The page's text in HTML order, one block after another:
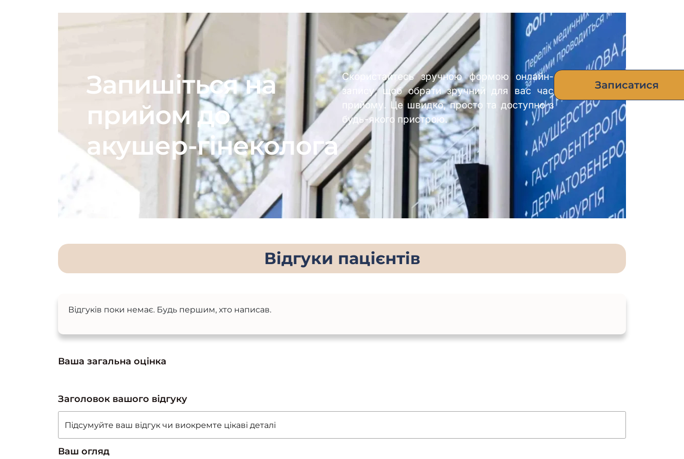
Запишіться на
прийом до
акушер-гінеколога
Скористайтесь зручною формою онлайн-
запису, щоб обрати зручний для вас час
прийому. Це швидко, просто та доступно з
будь-якого пристрою.
Записатися
Відгуки пацієнтів
Відгуків поки немає. Будь першим, хто написав.
Ваша загальна оцінка
Заголовок вашого відгуку
Ваш огляд